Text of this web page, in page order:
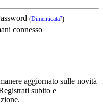
(Dimenticata?)
connesso
aggiornato sulle novità
subito e